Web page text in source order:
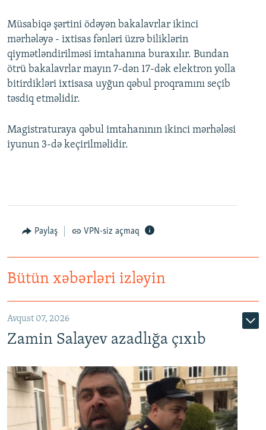
Müsabiqə şərtini ödəyən bakalavrlar ikinci
mərhələyə - ixtisas fənləri üzrə biliklərin
qiymətləndirilməsi imtahanına buraxılır. Bundan
ötrü bakalavrlar mayın 7-dən 17-dək elektron yolla
bitirdikləri ixtisasa uyğun qəbul proqramını seçib
təsdiq etməlidir.
Magistraturaya qəbul imtahanının ikinci mərhələsi
iyunun 3-də keçirilməlidir.
Paylaş VPN-siz açmaq
Bütün xəbərləri izləyin
Avqust 07, 2026
Zamin Salayev azadlığa çıxıb